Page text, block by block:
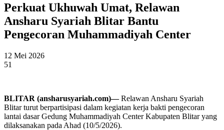
Perkuat Ukhuwah Umat, Relawan
Ansharu Syariah Blitar Bantu
Pengecoran Muhammadiyah Center
12 Mei 2026
51
BLITAR (ansharusyariah.com)—Relawan Ansharu Syariah
Blitar turut berpartisipasi dalam kegiatan kerja bakti pengecoran
lantai dasar Gedung Muhammadiyah Center Kabupaten Blitar yang
dilaksanakan pada Ahad (10/5/2026).